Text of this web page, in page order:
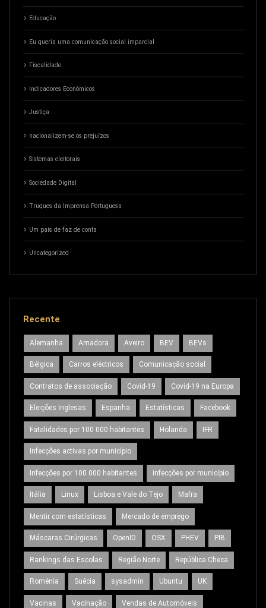
Educação
Eu queria uma comunicação social imparcial
Fiscalidade
Indicadores Económicos
Justiça
nacionalizem-se os prejuízos
Sistemas eleitorais
Sociedade Digital
Truques da Imprensa Portuguesa
Um país de faz de conta
Uncategorized
Recente
Alemanha Amadora Aveiro BEV BEVs
Bélgica Carros eléctricos Comunicação social
Contratos de associação Covid-19 Covid-19 na Europa
Eleições Inglesas Espanha Estatísticas Facebook
Fatalidades por 100 000 habitantes Holanda IFR
Infecções activas por município
Infecções por 100 000 habitantes infecções por município
Itália Linux Lisboa e Vale do Tejo Mafra
Mentir com estatísticas Mercado de emprego
Máscaras Cirúrgicas OpenID OSX PHEV PIB
Rankings das Escolas Região Norte República Checa
Roménia Suécia sysadmin Ubuntu UK
Vacinas Vacinação Vendas de Automóveis